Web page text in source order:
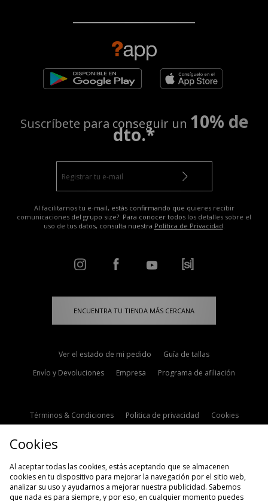
Suscríbete para conseguir un 10% de
dto.*
Al facilitarnos tu e-mail, estás confirmando que quieres recibir
comunicaciones del grupo size?. Para conocer todos los detalles sobre el
uso de tus datos, consulta nuestra Política de Privacidad.
ENCUENTRA TU TIENDA MÁS CERCANA
Ver el estado de mi pedido
Guía de tallas
Envío y Devoluciones
Empresa Programa de afiliación
Términos & Condiciones Politica de privacidad
Cookies
Cookies
Al aceptar todas las cookies, estás aceptando que se almacenen
cookies en tu dispositivo para mejorar la navegación por el sitio web,
analizar su uso y ayudarnos a mejorar nuestra publicidad. Sabemos
que nada es para siempre, y por eso, en cualquier momento puedes